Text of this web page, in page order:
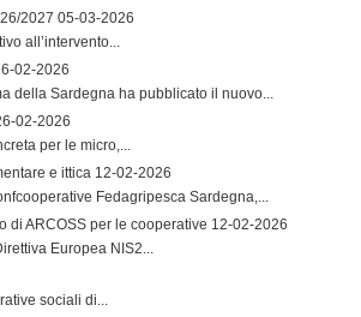
2027 05-03-2026
all’intervento...
02-2026
della Sardegna ha pubblicato il nuovo...
02-2026
per le micro,...
e ittica 12-02-2026
Fedagripesca Sardegna,...
di ARCOSS per le cooperative 12-02-2026
Europea NIS2...
sociali di...